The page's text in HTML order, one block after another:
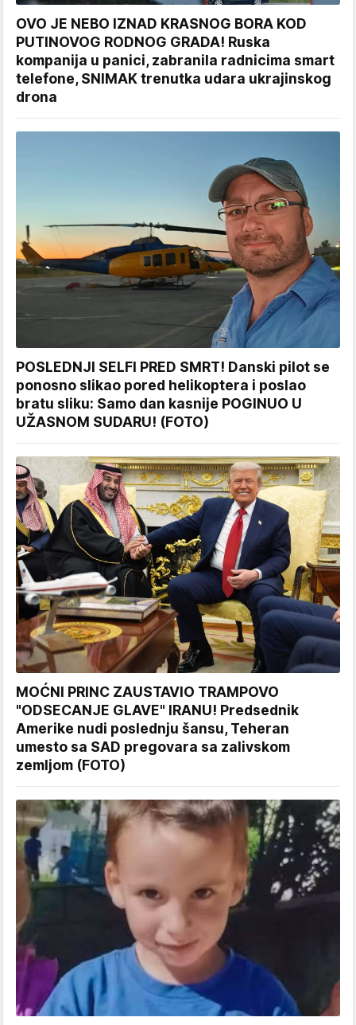
OVO JE NEBO IZNAD KRASNOG BORA KOD
PUTINOVOG RODNOG GRADA! Ruska
kompanija u panici, zabranila radnicima smart
telefone, SNIMAK trenutka udara ukrajinskog
drona
POSLEDNJI SELFI PRED SMRT! Danski pilot se
ponosno slikao pored helikoptera i poslao
bratu sliku: Samo dan kasnije POGINUO U
UŽASNOM SUDARU! (FOTO)
MOĆNI PRINC ZAUSTAVIO TRAMPOVO
"ODSECANJE GLAVE" IRANU! Predsednik
Amerike nudi poslednju šansu, Teheran
umesto sa SAD pregovara sa zalivskom
zemljom (FOTO)